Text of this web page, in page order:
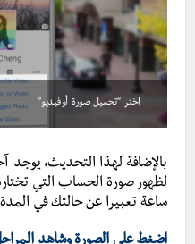
اختر “تحميل صورة أو فيديو”
بالإضافة لهذا التحديث،
لظهور صورة الحساب التي
ساعة تعبيرا عن حالتك في